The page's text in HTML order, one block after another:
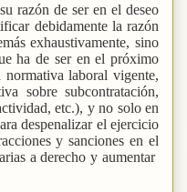
razón de ser en el deseo
debidamente la razón
exhaustivamente, sino
ha de ser en el próximo
laboral vigente,
sobre subcontratación,
etc.), y no solo en
despenalizar el ejercicio
y sanciones en el
a derecho y aumentar